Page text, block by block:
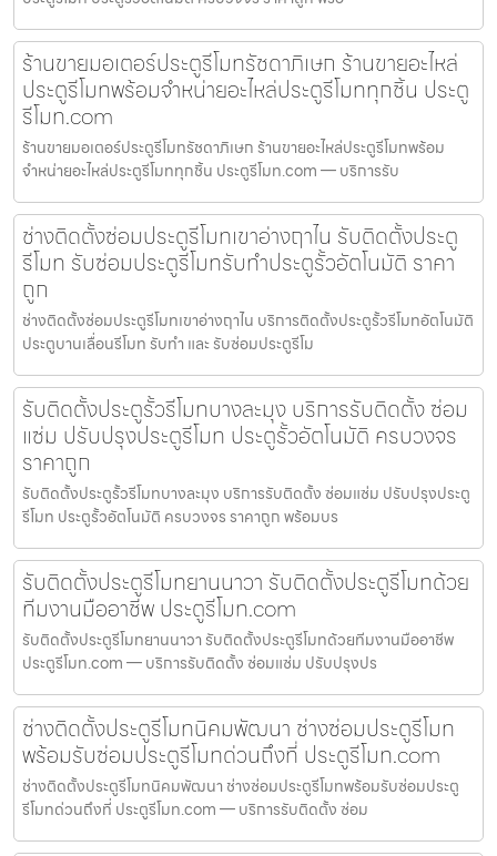
ร้านขายมอเตอร์ประตูรีโมทรัชดาภิเษก ร้านขายอะไหล่
ประตูรีโมทพร้อมจำหน่ายอะไหล่ประตูรีโมททุกชิ้น ประตู
รีโมท.com
ร้านขายมอเตอร์ประตูรีโมทรัชดาภิเษก ร้านขายอะไหล่ประตูรีโมทพร้อม
จำหน่ายอะไหล่ประตูรีโมททุกชิ้น ประตูรีโมท.com — บริการรับ
ช่างติดตั้งซ่อมประตูรีโมทเขาอ่างฤาไน รับติดตั้งประตู
รีโมท รับซ่อมประตูรีโมทรับทำประตูรั้วอัตโนมัติ ราคา
ถูก
ช่างติดตั้งซ่อมประตูรีโมทเขาอ่างฤาไน บริการติดตั้งประตูรั้วรีโมทอัตโนมัติ
ประตูบานเลื่อนรีโมท รับทำ และ รับซ่อมประตูรีโม
รับติดตั้งประตูรั้วรีโมทบางละมุง บริการรับติดตั้ง ซ่อม
แซ่ม ปรับปรุงประตูรีโมท ประตูรั้วอัตโนมัติ ครบวงจร
ราคาถูก
รับติดตั้งประตูรั้วรีโมทบางละมุง บริการรับติดตั้ง ซ่อมแซ่ม ปรับปรุงประตู
รีโมท ประตูรั้วอัตโนมัติ ครบวงจร ราคาถูก พร้อมบร
รับติดตั้งประตูรีโมทยานนาวา รับติดตั้งประตูรีโมทด้วย
ทีมงานมืออาชีพ ประตูรีโมท.com
รับติดตั้งประตูรีโมทยานนาวา รับติดตั้งประตูรีโมทด้วยทีมงานมืออาชีพ
ประตูรีโมท.com — บริการรับติดตั้ง ซ่อมแซ่ม ปรับปรุงปร
ช่างติดตั้งประตูรีโมทนิคมพัฒนา ช่างซ่อมประตูรีโมท
พร้อมรับซ่อมประตูรีโมทด่วนถึงที่ ประตูรีโมท.com
ช่างติดตั้งประตูรีโมทนิคมพัฒนา ช่างซ่อมประตูรีโมทพร้อมรับซ่อมประตู
รีโมทด่วนถึงที่ ประตูรีโมท.com — บริการรับติดตั้ง ซ่อม